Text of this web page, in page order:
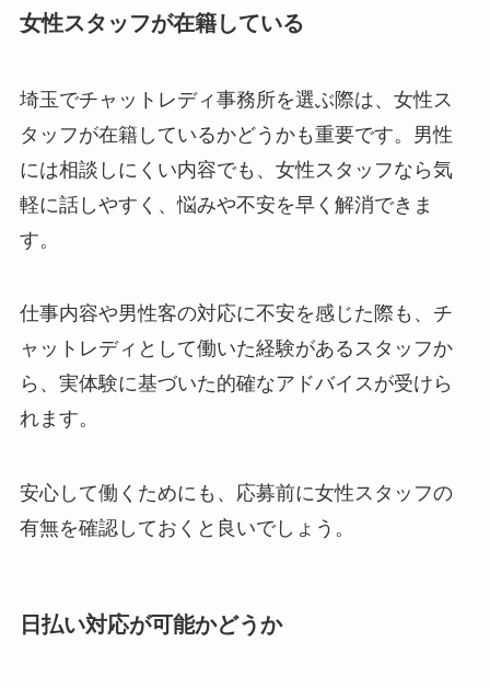
女性スタッフが在籍している
埼玉でチャットレディ事務所を選ぶ際は、女性ス
タッフが在籍しているかどうかも重要です。男性
には相談しにくい内容でも、女性スタッフなら気
軽に話しやすく、悩みや不安を早く解消できま
す。
仕事内容や男性客の対応に不安を感じた際も、チ
ャットレディとして働いた経験があるスタッフか
ら、実体験に基づいた的確なアドバイスが受けら
れます。
安心して働くためにも、応募前に女性スタッフの
有無を確認しておくと良いでしょう。
日払い対応が可能かどうか